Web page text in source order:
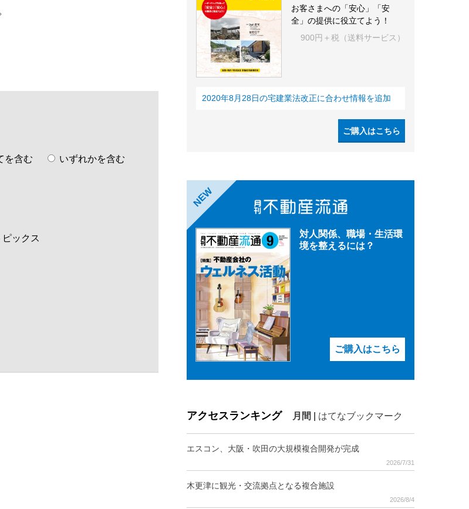
を含む いずれかを含む
ックス
お客さまへの「安心」「安
全」の提供に役立てよう！
900円＋税（送料サービス）
2020年8月28日の宅建業法改正に合わせ情報を追加
ご購入はこちら
NEW
対人関係、職場・生活環
境を整えるには？
ご購入はこちら
アクセスランキング 月間 はてなブックマーク
エスコン、大阪・吹田の大規模複合開発が完成
2026/7/31
木更津に観光・交流拠点となる複合施設
2026/8/4